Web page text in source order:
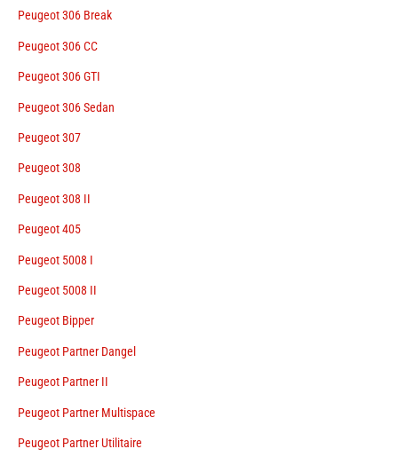
Peugeot 306 Break
Peugeot 306 CC
Peugeot 306 GTI
Peugeot 306 Sedan
Peugeot 307
Peugeot 308
Peugeot 308 II
Peugeot 405
Peugeot 5008 I
Peugeot 5008 II
Peugeot Bipper
Peugeot Partner Dangel
Peugeot Partner II
Peugeot Partner Multispace
Peugeot Partner Utilitaire